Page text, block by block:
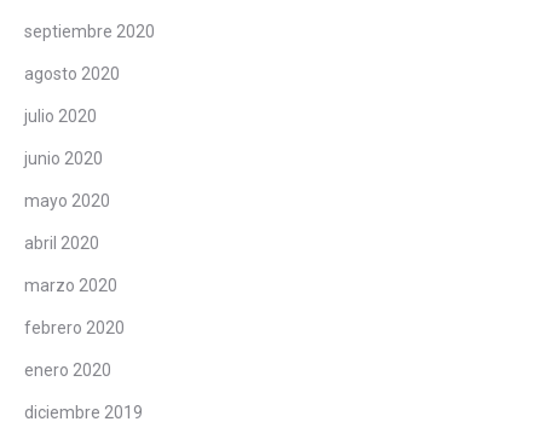
septiembre 2020
agosto 2020
julio 2020
junio 2020
mayo 2020
abril 2020
marzo 2020
febrero 2020
enero 2020
diciembre 2019